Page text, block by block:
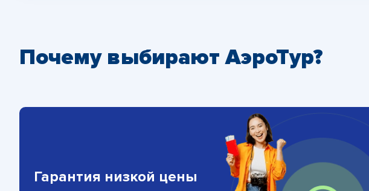
Почему выбирают АэроТур?
Гарантия низкой цены